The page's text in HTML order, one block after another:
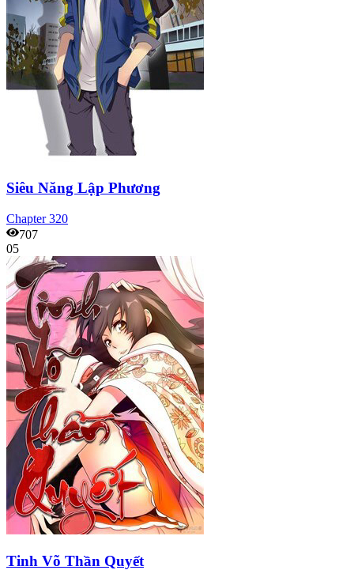
Siêu Năng Lập Phương
Chapter320
707
05
Tinh Võ Thần Quyết